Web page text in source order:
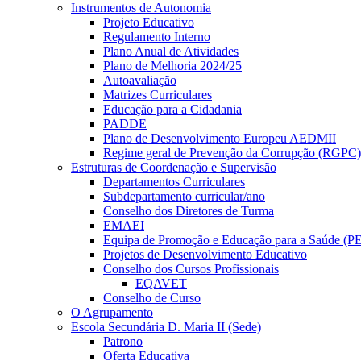
Instrumentos de Autonomia
Projeto Educativo
Regulamento Interno
Plano Anual de Atividades
Plano de Melhoria 2024/25
Autoavaliação
Matrizes Curriculares
Educação para a Cidadania
PADDE
Plano de Desenvolvimento Europeu AEDMII
Regime geral de Prevenção da Corrupção (RGPC)
Estruturas de Coordenação e Supervisão
Departamentos Curriculares
Subdepartamento curricular/ano
Conselho dos Diretores de Turma
EMAEI
Equipa de Promoção e Educação para a Saúde
Projetos de Desenvolvimento Educativo
Conselho dos Cursos Profissionais
EQAVET
Conselho de Curso
O Agrupamento
Escola Secundária D. Maria II (Sede)
Patrono
Oferta Educativa